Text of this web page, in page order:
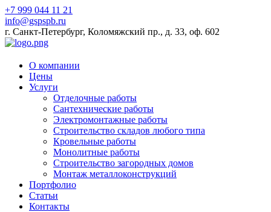
+7 999 044 11 21
info@gspspb.ru
г. Санкт-Петербург, Коломяжский пр., д. 33, оф. 602
О компании
Цены
Услуги
Отделочные работы
Сантехнические работы
Электромонтажные работы
Строительство складов любого типа
Кровельные работы
Монолитные работы
Строительство загородных домов
Монтаж металлоконструкций
Портфолио
Статьи
Контакты